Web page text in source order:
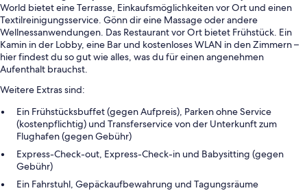
World bietet eine Terrasse, Einkaufsmöglichkeiten vor Ort und einen
Textilreinigungsservice. Gönn dir eine Massage oder andere
Wellnessanwendungen. Das Restaurant vor Ort bietet Frühstück. Ein
Kamin in der Lobby, eine Bar und kostenloses WLAN in den Zimmern –
hier findest du so gut wie alles, was du für einen angenehmen
Aufenthalt brauchst.
Weitere Extras sind:
Ein Frühstücksbuffet (gegen Aufpreis), Parken ohne Service
(kostenpflichtig) und Transferservice von der Unterkunft zum
Flughafen (gegen Gebühr)
Express-Check-out, Express-Check-in und Babysitting (gegen
Gebühr)
Ein Fahrstuhl, Gepäckaufbewahrung und Tagungsräume